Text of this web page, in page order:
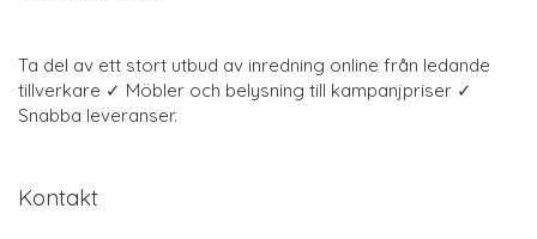
Ta del av ett stort utbud av inredning online från ledande
tillverkare ✓ Möbler och belysning till kampanjpriser ✓
Snabba leveranser.
Kontakt